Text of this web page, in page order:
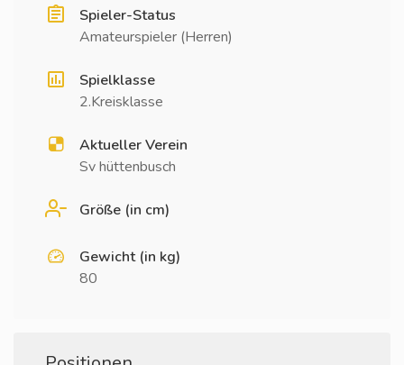
Spieler-Status
Amateurspieler (Herren)
Spielklasse
2.Kreisklasse
Aktueller Verein
Sv hüttenbusch
Größe (in cm)
Gewicht (in kg)
80